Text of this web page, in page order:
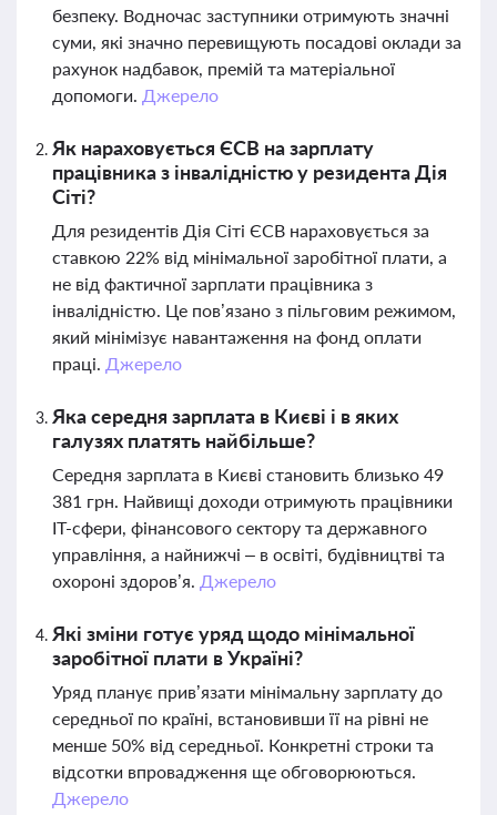
безпеку. Водночас заступники отримують значні
суми, які значно перевищують посадові оклади за
рахунок надбавок, премій та матеріальної
допомоги. Джерело
Як нараховується ЄСВ на зарплату
працівника з інвалідністю у резидента Дія
Сіті?
Для резидентів Дія Сіті ЄСВ нараховується за
ставкою 22% від мінімальної заробітної плати, а
не від фактичної зарплати працівника з
інвалідністю. Це пов’язано з пільговим режимом,
який мінімізує навантаження на фонд оплати
праці. Джерело
Яка середня зарплата в Києві і в яких
галузях платять найбільше?
Середня зарплата в Києві становить близько 49
381 грн. Найвищі доходи отримують працівники
ІТ-сфери, фінансового сектору та державного
управління, а найнижчі – в освіті, будівництві та
охороні здоров’я. Джерело
Які зміни готує уряд щодо мінімальної
заробітної плати в Україні?
Уряд планує прив’язати мінімальну зарплату до
середньої по країні, встановивши її на рівні не
менше 50% від середньої. Конкретні строки та
відсотки впровадження ще обговорюються.
Джерело